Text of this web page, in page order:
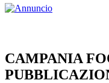
CAMPANIA